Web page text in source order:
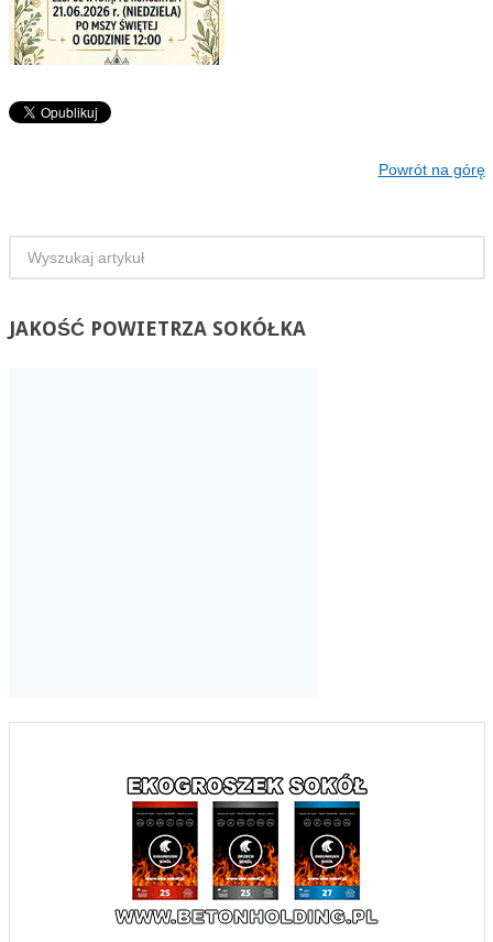
Powrót na górę
JAKOŚĆPOWIETRZA SOKÓŁKA